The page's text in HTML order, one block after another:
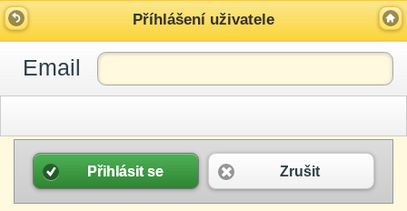
Příhlášení uživatele
Email
Přihlásit se Zrušit